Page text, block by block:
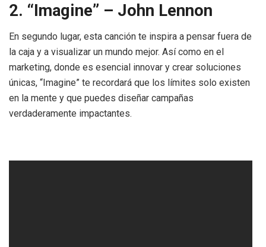
2. “Imagine” – John Lennon
En segundo lugar, esta canción te inspira a pensar fuera de
la caja y a visualizar un mundo mejor. Así como en el
marketing, donde es esencial innovar y crear soluciones
únicas, “Imagine” te recordará que los límites solo existen
en la mente y que puedes diseñar campañas
verdaderamente impactantes.